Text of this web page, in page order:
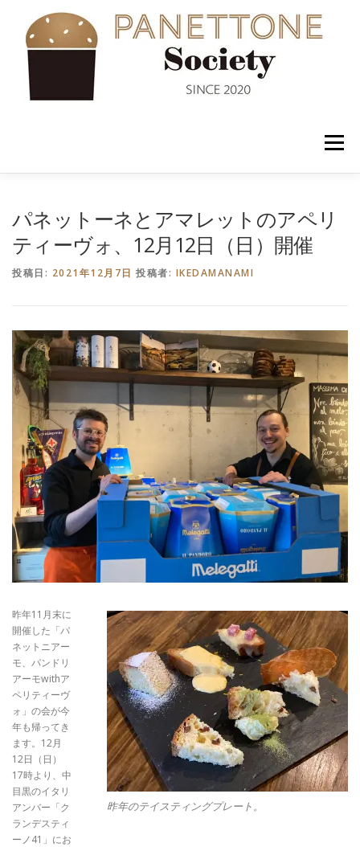
メニュー
パネットーネとアマレットのアペリ
ティーヴォ、12月12日（日）開催
投稿日: 2021年12月7日 投稿者: IKEDAMANAMI
昨年のテイスティングプレート。
昨年11月末に
開催した「パ
ネットニアー
モ、パンドリ
アーモwithア
ペリティーヴ
ォ」の会が今
年も帰ってき
ます。12月
12日（日）
17時より、中
目黒のイタリ
アンバー「ク
ランデスティ
ーノ41」にお